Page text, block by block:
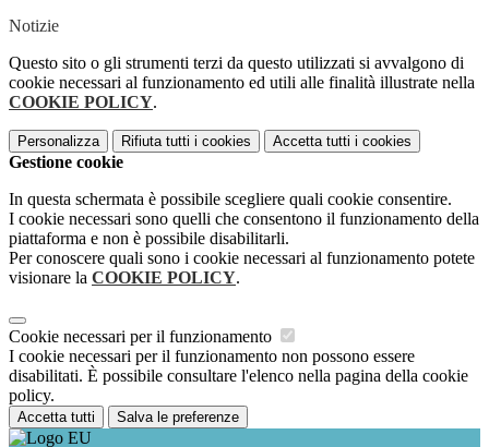
Notizie
Questo sito o gli strumenti terzi da questo utilizzati si avvalgono di
cookie necessari al funzionamento ed utili alle finalità illustrate nella
COOKIE POLICY.
Personalizza Rifiuta tutti i cookies Accetta tutti i cookies
Gestione cookie
In questa schermata è possibile scegliere quali cookie consentire.
I cookie necessari sono quelli che consentono il funzionamento della
piattaforma e non è possibile disabilitarli.
Per conoscere quali sono i cookie necessari al funzionamento potete
visionare la COOKIE POLICY.
Cookie necessari per il funzionamento
I cookie necessari per il funzionamento non possono essere
disabilitati. È possibile consultare l'elenco nella pagina della cookie
policy.
Accetta tutti Salva le preferenze